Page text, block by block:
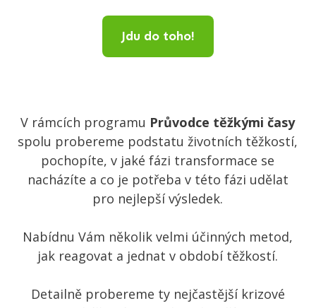
Jdu do toho!
V rámcích programu Průvodce těžkými časy
spolu probereme podstatu životních těžkostí,
pochopíte, v jaké fázi transformace se
nacházíte a co je potřeba v této fázi udělat
pro nejlepší výsledek.
Nabídnu Vám několik velmi účinných metod,
jak reagovat a jednat v období těžkostí.
Detailně probereme ty nejčastější krizové